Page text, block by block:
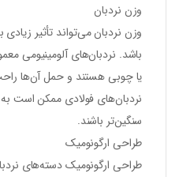
وزن نردبان
وزن نردبان می‌تواند تأثیر
باشد. نردبان‌های آلومینیومی
یا چوبی هستند و حمل آن‌ها
نردبان‌های فولادی ممکن است به
سنگین‌تر باشند.
طراحی ارگونومیک
طراحی ارگونومیک دسته‌های